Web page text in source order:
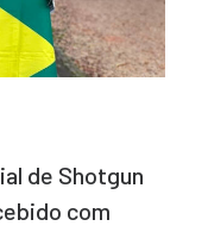
de Shotgun
com